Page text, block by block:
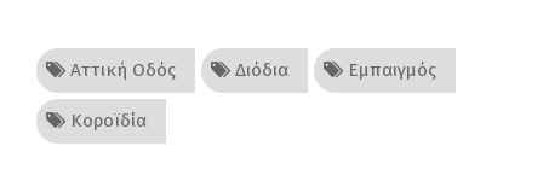
Αττική Οδός Διόδια Εμπαιγμός
Κοροϊδία